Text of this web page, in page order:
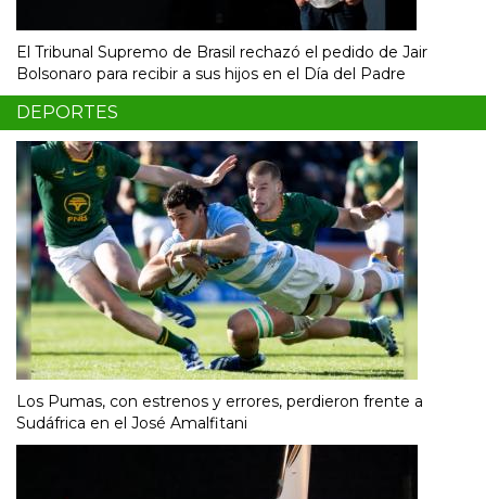
El Tribunal Supremo de Brasil rechazó el pedido de Jair
Bolsonaro para recibir a sus hijos en el Día del Padre
DEPORTES
Los Pumas, con estrenos y errores, perdieron frente a
Sudáfrica en el José Amalfitani